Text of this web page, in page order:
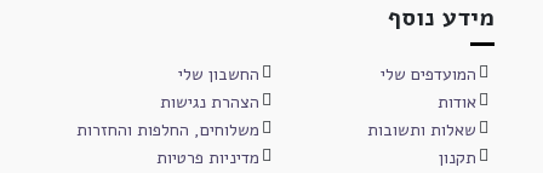
מידע נוסף
המועדפים שלי
החשבון שלי
אודות
הצהרת נגישות
שאלות ותשובות
משלוחים, החלפות והחזרות
תקנון
מדיניות פרטיות